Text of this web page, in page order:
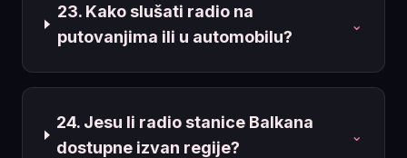
23. Kako slušati radio na
putovanjima ili u automobilu?
⌄
24. Jesu li radio stanice Balkana
dostupne izvan regije?
⌄